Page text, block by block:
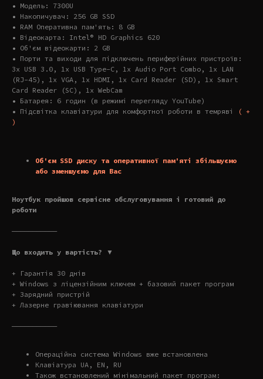
• Модель: 7300U
• Накопичувач: 256 GB SSD
• RAM Оперативна пам'ять: 8 GB
• Відеокарта: Intel® HD Graphics 620
• Об'єм відеокарти: 2 GB
• Порти та виходи для підключень периферійних пристроїв:
3x USB 3.0, 1x USB Type-C, 1x Audio Port Combo, 1x LAN
(RJ-45), 1x VGA, 1x HDMI, 1x Card Reader (SD), 1x Smart
Card Reader (SC), 1x WebCam
• Батарея: 6 годин (в режимі перегляду YouTube)
• Підсвітка клавіатури для комфортної роботи в темряві
( +
)
Об'єм SSD диску та оперативної пам'яті збільшуємо
або зменшуємо для Вас
Ноутбук пройшов сервісне обслуговування і готовий до
роботи
———————————
Що входить у вартість? ▼
+ Гарантія 30 днів
+ Windows з ліцензійним ключем + базовий пакет програм
+ Зарядний пристрій
+ Лазерне гравіювання клавіатури
———————————
Операційна система Windows вже встановлена
Клавіатура UA, EN, RU
Також встановлений мінімальний пакет програм: